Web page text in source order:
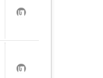
お
気
に
入
り
登
録
お